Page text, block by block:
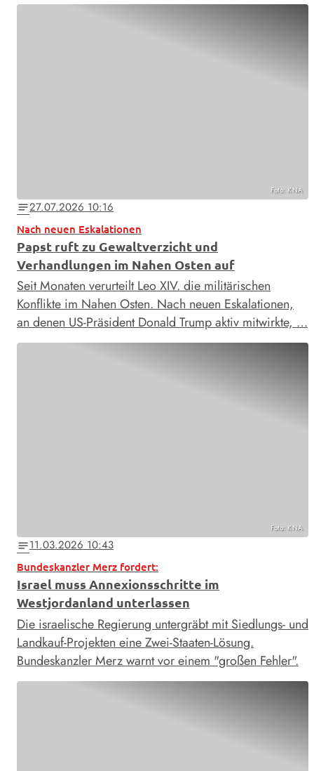
Foto: KNA
notes27.07.2026 10:16
Nach neuen Eskalationen
Papst ruft zu Gewaltverzicht und
Verhandlungen im Nahen Osten auf
Seit Monaten verurteilt Leo XIV. die militärischen
Konflikte im Nahen Osten. Nach neuen Eskalationen,
an denen US-Präsident Donald Trump aktiv mitwirkte, …
Foto: KNA
notes11.03.2026 10:43
Bundeskanzler Merz fordert:
Israel muss Annexionsschritte im
Westjordanland unterlassen
Die israelische Regierung untergräbt mit Siedlungs- und
Landkauf-Projekten eine Zwei-Staaten-Lösung.
Bundeskanzler Merz warnt vor einem "großen Fehler".